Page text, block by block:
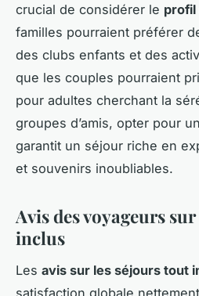
crucial de considérer le profil
familles pourraient préférer
des clubs enfants et des
que les couples pourraient
pour adultes cherchant la
groupes d’amis, opter pour
garantit un séjour riche en
et souvenirs inoubliables.
Avis des voyageurs
inclus
Les avis sur les séjours tout
satisfaction globale